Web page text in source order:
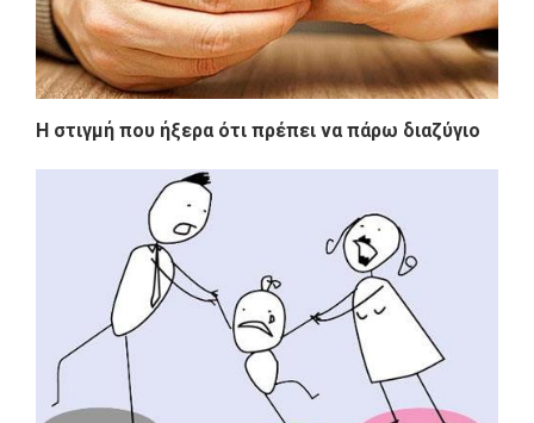
Η στιγμή που ήξερα ότι πρέπει να πάρω διαζύγιο